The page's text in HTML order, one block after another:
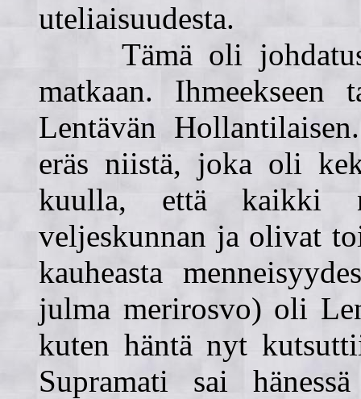
uteliaisuudesta.
Tämä oli johdatus
matkaan. Ihmeekseen
Lentävän
eräs niistä, joka oli
kuulla, että kaikki
veljeskunnan ja olivat
kauheasta
julma merirosvo) oli
kuten häntä nyt
Supramati sai